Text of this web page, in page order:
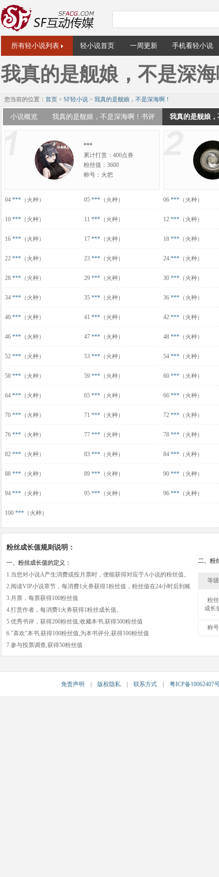
所有轻小说列表 轻小说首页 一周更新 手机看轻小说
我真的是舰娘，不是深
您当前的位置： 首页 > SF轻小说 > 我真的是舰娘，不是深海啊！
小说概览 我真的是舰娘，不是深海啊！书评 我真的是舰娘
***
累计打赏：400点券
粉丝值：3600
称号：火把
04 *** （火种） 05 *** （火种） 06 *** （火种）
10 *** （火种） 11 *** （火种） 12 *** （火种）
16 *** （火种） 17 *** （火种） 18 *** （火种）
22 *** （火种） 23 *** （火种） 24 *** （火种）
28 *** （火种） 29 *** （火种） 30 *** （火种）
34 *** （火种） 35 *** （火种） 36 *** （火种）
40 *** （火种） 41 *** （火种） 42 *** （火种）
46 *** （火种） 47 *** （火种） 48 *** （火种）
52 *** （火种） 53 *** （火种） 54 *** （火种）
58 *** （火种） 59 *** （火种） 60 *** （火种）
64 *** （火种） 65 *** （火种） 66 *** （火种）
70 *** （火种） 71 *** （火种） 72 *** （火种）
76 *** （火种） 77 *** （火种） 78 *** （火种）
82 *** （火种） 83 *** （火种） 84 *** （火种）
88 *** （火种） 89 *** （火种） 90 *** （火种）
94 *** （火种） 95 *** （火种） 96 *** （火种）
100 *** （火种）
粉丝成长值规则说明：
一、粉丝成长值的定义：
1.当您对小说A产生消费或投月票时，便能获得对应于A小说的粉丝值。
2.阅读VIP小说章节，每消费1火券获得1粉丝值，粉丝值在24小时后到账
3.月票，每票获得100粉丝值
4.打赏作者，每消费1火券获得1粉丝成长值。
5.优秀书评，获得200粉丝值,收藏本书,获得500粉丝值
6."喜欢"本书,获得100粉丝值,为本书评分,获得100粉丝值
7.参与投票调查,获得50粉丝值
二、粉
等级
粉丝
成长
称号
免责声明 版权隐私 联系方式 粤ICP备10062407